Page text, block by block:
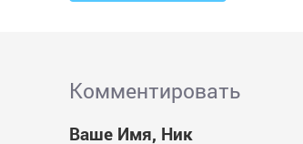
Комментировать
Ваше Имя, Ник